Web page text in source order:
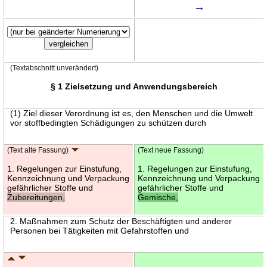
→
(Textabschnitt unverändert)
§ 1 Zielsetzung und Anwendungsbereich
(1) Ziel dieser Verordnung ist es, den Menschen und die Umwelt
vor stoffbedingten Schädigungen zu schützen durch
(Text alte Fassung)
1. Regelungen zur Einstufung,
Kennzeichnung und Verpackung
gefährlicher Stoffe und
Zubereitungen,
(Text neue Fassung)
1. Regelungen zur Einstufung,
Kennzeichnung und Verpackung
gefährlicher Stoffe und
Gemische,
2. Maßnahmen zum Schutz der Beschäftigten und anderer
Personen bei Tätigkeiten mit Gefahrstoffen und